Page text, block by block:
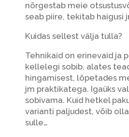
nõrgestab meie
seab piire, tekitab haigusi
Kuidas sellest välja tulla?
Tehnikaid on erinevaid ja
kellelegi sobib, alates
hingamisest, lõpetades
jm praktikatega. Igaüks
sobivama. Kuid hetkel
varianti paljudest, võib
sulle…